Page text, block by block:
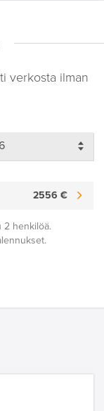
verkosta ilman
2556 €
2 henkilöä.